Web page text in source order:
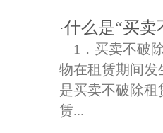
·什么是“买卖
1．买卖不破
物在租赁期间发
是买卖不破除
赁...